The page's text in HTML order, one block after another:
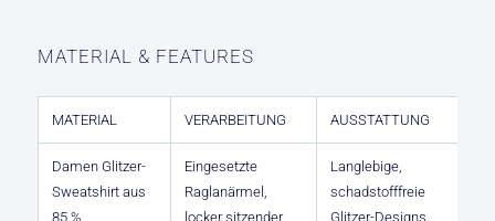
MATERIAL & FEATURES
MATERIAL VERARBEITUNG AUSSTATTUNG
Damen Glitzer-
Sweatshirt aus
85 %
Eingesetzte
Raglanärmel,
locker sitzender
Langlebige,
schadstofffreie
Glitzer-Designs,